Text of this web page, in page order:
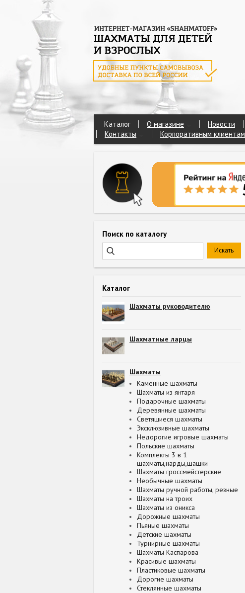
Каталог О магазине Новости
Контакты
Корпоративным клиентам
Поиск по каталогу
Каталог
Шахматы руководителю
Шахматные ларцы
Шахматы
Каменные шахматы
Шахматы из янтаря
Подарочные шахматы
Деревянные шахматы
Светящиеся шахматы
Эксклюзивные шахматы
Недорогие игровые шахматы
Польские шахматы
Комплекты 3 в 1
шахматы,нарды,шашки
Шахматы гроссмейстерские
Необычные шахматы
Шахматы ручной работы, резные
Шахматы на троих
Шахматы из оникса
Дорожные шахматы
Пьяные шахматы
Детские шахматы
Турнирные шахматы
Шахматы Каспарова
Красивые шахматы
Пластиковые шахматы
Дорогие шахматы
Стеклянные шахматы